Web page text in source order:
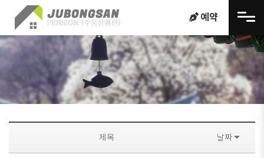
메뉴 건너뛰기
예약
제목 날짜